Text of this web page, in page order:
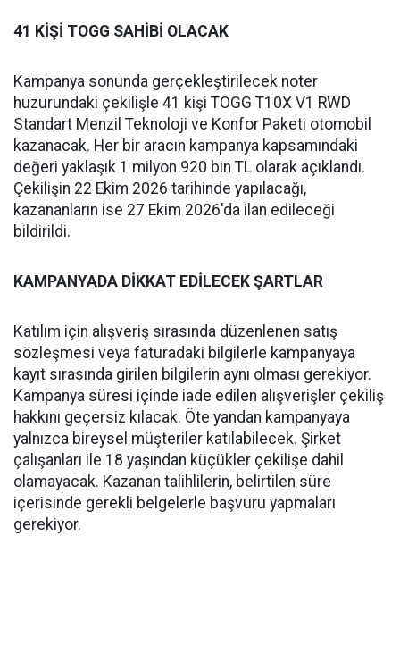
41 KİŞİ TOGG SAHİBİ OLACAK
Kampanya sonunda gerçekleştirilecek noter
huzurundaki çekilişle 41 kişi TOGG T10X V1 RWD
Standart Menzil Teknoloji ve Konfor Paketi otomobil
kazanacak. Her bir aracın kampanya kapsamındaki
değeri yaklaşık 1 milyon 920 bin TL olarak açıklandı.
Çekilişin 22 Ekim 2026 tarihinde yapılacağı,
kazananların ise 27 Ekim 2026'da ilan edileceği
bildirildi.
KAMPANYADA DİKKAT EDİLECEK ŞARTLAR
Katılım için alışveriş sırasında düzenlenen satış
sözleşmesi veya faturadaki bilgilerle kampanyaya
kayıt sırasında girilen bilgilerin aynı olması gerekiyor.
Kampanya süresi içinde iade edilen alışverişler çekiliş
hakkını geçersiz kılacak. Öte yandan kampanyaya
yalnızca bireysel müşteriler katılabilecek. Şirket
çalışanları ile 18 yaşından küçükler çekilişe dahil
olamayacak. Kazanan talihlilerin, belirtilen süre
içerisinde gerekli belgelerle başvuru yapmaları
gerekiyor.